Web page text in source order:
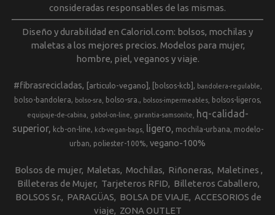
consideradas responsables de las mismas.
Diseño y durabilidad en Caloriol.com: bolsos, mochilas y
maletas a los mejores precios. Modelos para mujer,
hombre, piel, veganos y viaje.
#fibrasrecicladas [articulo-vegano] [bolsos-kcb] bandolera-regulable
bolso-bandolera bolso-sra bolso-sra. bolsos-impermeables bolsos-ligeros
equipaje-de-cabina gabol-on-line garantia-samsonite
hq-calidad-
superior
kcb-on-line kcb-vegan-bags ligero mochila-urbana
modelo-
urban
poliester-100% vegano-100%
Bolsos de mujer Maletas Mochilas Riñoneras Maletines
Billeteras de Mujer Tarjeteros RFID
Billeteros Caballero
BOLSOS Sr.
PARAGÜAS BOLSA DE VIAJE ACCESORIOS de
viaje
ZONA OUTLET